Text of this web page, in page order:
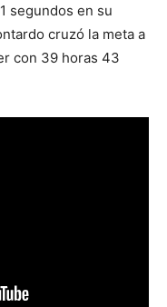
segundos en su
cruzó la meta a
con 39 horas 43